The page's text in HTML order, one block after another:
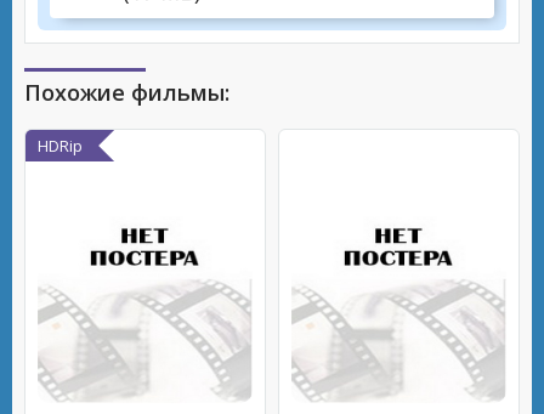
Похожие фильмы:
HDRip